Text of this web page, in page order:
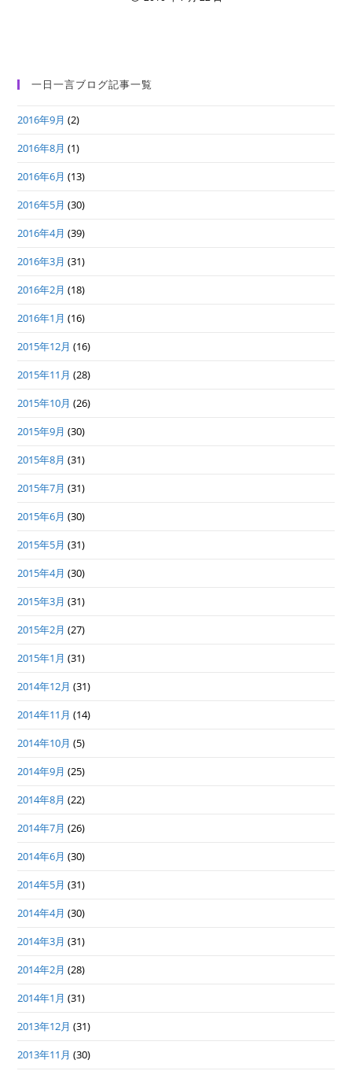
一日一言ブログ記事一覧
2016年9月 (2)
2016年8月 (1)
2016年6月 (13)
2016年5月 (30)
2016年4月 (39)
2016年3月 (31)
2016年2月 (18)
2016年1月 (16)
2015年12月 (16)
2015年11月 (28)
2015年10月 (26)
2015年9月 (30)
2015年8月 (31)
2015年7月 (31)
2015年6月 (30)
2015年5月 (31)
2015年4月 (30)
2015年3月 (31)
2015年2月 (27)
2015年1月 (31)
2014年12月 (31)
2014年11月 (14)
2014年10月 (5)
2014年9月 (25)
2014年8月 (22)
2014年7月 (26)
2014年6月 (30)
2014年5月 (31)
2014年4月 (30)
2014年3月 (31)
2014年2月 (28)
2014年1月 (31)
2013年12月 (31)
2013年11月 (30)